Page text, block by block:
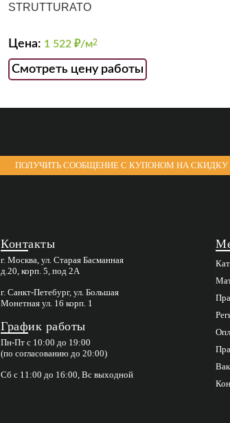
STRUTTURATO
Цена: 1 522 ₽/м2
Смотреть цену работы
ПОЛУЧИТЬ СООБЩЕНИЕ С КУПОНОМ НА СКИДКУ
Контакты
г. Москва, ул. Старая Басманная
д.20, корп. 5, под 2А
г. Санкт-Петебург, ул. Большая
Монетная ул. 16 корп. 1
График работы
Пн-Пт с 10:00 до 19:00
(по согласованию до 20:00)
Сб с 11:00 до 16:00, Вс выходной